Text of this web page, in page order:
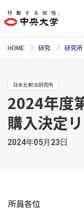
HOME 研究 研究所
日本比較法研究所
2024年度
購入決定
2024年05月23日
所員各位